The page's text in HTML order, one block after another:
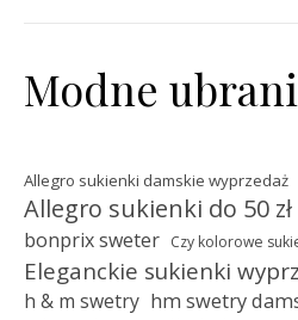
Modne
Allegro sukienki damskie wyprzedaż
Allegro sukienki do 50 zł
bonprix sweter Czy kolorowe
Eleganckie sukienki
h & m swetry hm swetry